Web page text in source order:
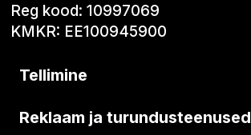
Reg kood: 10997069
KMKR: EE100945900
Tellimine
Reklaam ja turundusteenused